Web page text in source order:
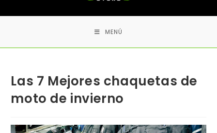
MENÚ
Las 7 Mejores chaquetas de
moto de invierno